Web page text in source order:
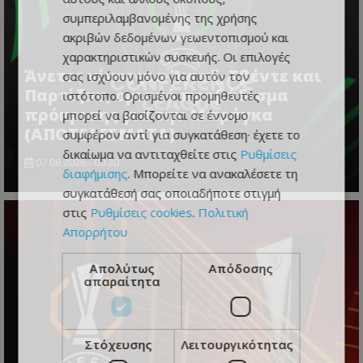
Άνετες νίκες για Άγιαξ, Τβέντε και
Παρτίζαν, οριακό προβάδισμα
πρόκρισης για την Μπράγκα
(ΑΠΟΤΕΛΕΣΜΑΤΑ)
07.08.2026 - 00:20
συμπεριλαμβανομένης της χρήσης
ακριβών δεδομένων γεωεντοπισμού και
χαρακτηριστικών συσκευής. Οι επιλογές
σας ισχύουν μόνο για αυτόν τον
ιστότοπο. Ορισμένοι προμηθευτές
μπορεί να βασίζονται σε έννομο
συμφέρον αντί για συγκατάθεση· έχετε το
δικαίωμα να αντιταχθείτε στις Ρυθμίσεις
διαφήμισης. Μπορείτε να ανακαλέσετε τη
συγκατάθεσή σας οποιαδήποτε στιγμή
στις Ρυθμίσεις cookies. Πολιτική
Απορρήτου
Απολύτως
απαραίτητα
Απόδοσης
Στόχευσης Λειτουργικότητας